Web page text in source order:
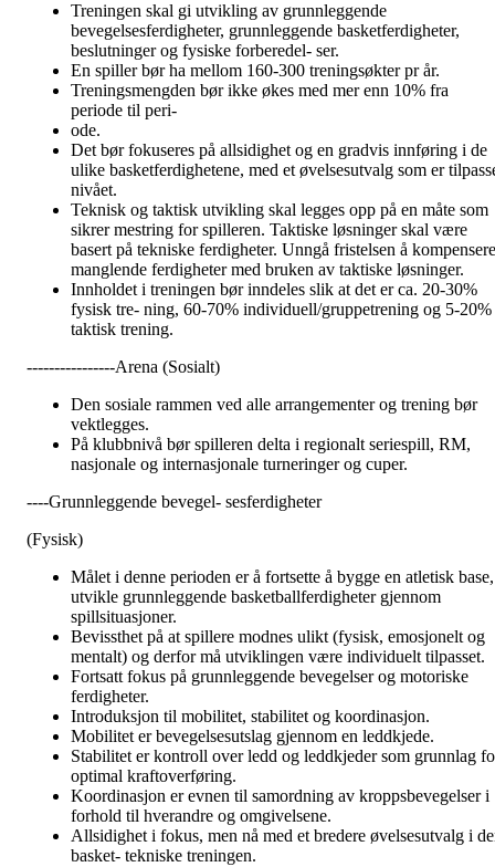
Treningen skal gi utvikling av grunnleggende
bevegelsesferdigheter, grunnleggende basketferdigheter,
beslutninger og fysiske forberedel- ser.
En spiller bør ha mellom 160-300 treningsøkter pr år.
Treningsmengden bør ikke økes med mer enn 10% fra
periode til peri-
ode.
Det bør fokuseres på allsidighet og en gradvis innføring i de
ulike basketferdighetene, med et øvelsesutvalg som er
nivået.
Teknisk og taktisk utvikling skal legges opp på en måte som
sikrer mestring for spilleren. Taktiske løsninger skal være
basert på tekniske ferdigheter. Unngå fristelsen å kompensere
manglende ferdigheter med bruken av taktiske løsninger.
Innholdet i treningen bør inndeles slik at det er ca. 20-30%
fysisk tre- ning, 60-70% individuell/gruppetrening og 5-20%
taktisk trening.
----------------Arena (Sosialt)
Den sosiale rammen ved alle arrangementer og trening bør
vektlegges.
På klubbnivå bør spilleren delta i regionalt seriespill, RM,
nasjonale og internasjonale turneringer og cuper.
----Grunnleggende bevegel- sesferdigheter
(Fysisk)
Målet i denne perioden er å fortsette å bygge en atletisk base,
utvikle grunnleggende basketballferdigheter gjennom
spillsituasjoner.
Bevissthet på at spillere modnes ulikt (fysisk, emosjonelt og
mentalt) og derfor må utviklingen være individuelt tilpasset.
Fortsatt fokus på grunnleggende bevegelser og motoriske
ferdigheter.
Introduksjon til mobilitet, stabilitet og koordinasjon.
Mobilitet er bevegelsesutslag gjennom en leddkjede.
Stabilitet er kontroll over ledd og leddkjeder som grunnlag
optimal kraftoverføring.
Koordinasjon er evnen til samordning av kroppsbevegelser i
forhold til hverandre og omgivelsene.
Allsidighet i fokus, men nå med et bredere øvelsesutvalg i
basket- tekniske treningen.